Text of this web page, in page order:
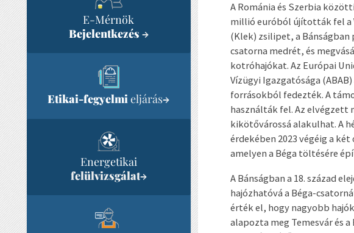
E-Mérnök
Bejelentkezés →
Etikai-fegyelmieljárás→
Energetikai
felülvizsgálat→
A Románia és Szerbia
millió euróból újították fel a
(Klek) zsilipet, a
csatorna medrét, és
kotróhajókat. Az Európai
Vízügyi Igazgatósága
forrásokból fedezték. A
használták fel. Az elvégzett
kikötővárossá alakulhat. A
érdekében 2023 végéig a
amelyen a Béga töltésére
A Bánságban a 18. század
hajózhatóvá a Béga-
érték el, hogy nagyobb
alapozta meg Temesvár és